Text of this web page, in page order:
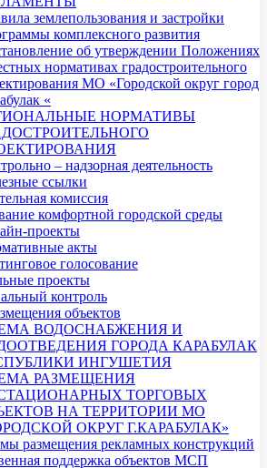
землепользования и застройки
комплексного развития
об утверждении Положениях
нормативах градостроительного
МО «Городской округ город
«
НОРМАТИВЫ
– надзорная деятельность
ссылки
комиссия
комфортной городской среды
проекты
акты
голосование
проекты
контроль
объектов
ВОДОСНАБЖЕНИЯ И
ГОРОДА КАРАБУЛАК
ИНГУШЕТИЯ
РАЗМЕЩЕНИЯ
ТОРГОВЫХ
НА ТЕРРИТОРИИ МО
ОКРУГ Г.КАРАБУЛАК»
размещения рекламных конструкций
поддержка объектов МСП